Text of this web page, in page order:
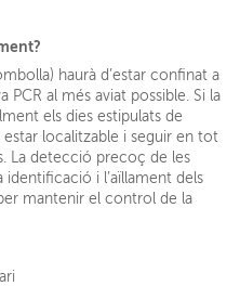
haurà d’estar confinat a
PCR al més aviat possible. Si la
els dies estipulats de
localitzable i seguir en tot
La detecció precoç de les
i l’aïllament dels
mantenir el control de la